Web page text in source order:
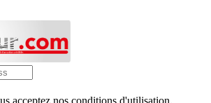
acceptez nos conditions d'utilisation.